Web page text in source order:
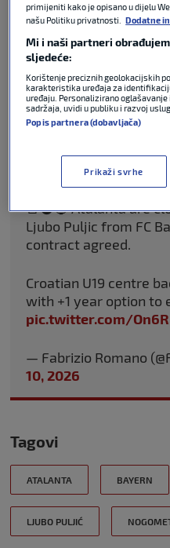
Puljić je izdanak
bio do 2023. godine
milijuna eura. Za
juniore i za drugu
njemačkog nogometa.
U Bergamu će ga
🚨⚫️🔵 Atalanta are
Ljubo Puljic from FC
contract agreed.
Croatian U19 centre
with +1 year option
pic.twitter.com/
— Fabrizio Romano
10, 2026
Tagovi
ATALANTA BAYERN
LJUBO PULJIĆ
primijeniti kako je opisano u dijelu
našu Politiku privatnosti.
Dodatne
Mi i naši partneri
sljedeće:
Korištenje preciznih geolokacijskih
karakteristika uređaja za
uređaju. Personalizirano
sadržaja, uvidi u publiku i razvoj
Popis partnera (dobavljača)
Prikaži svrhe